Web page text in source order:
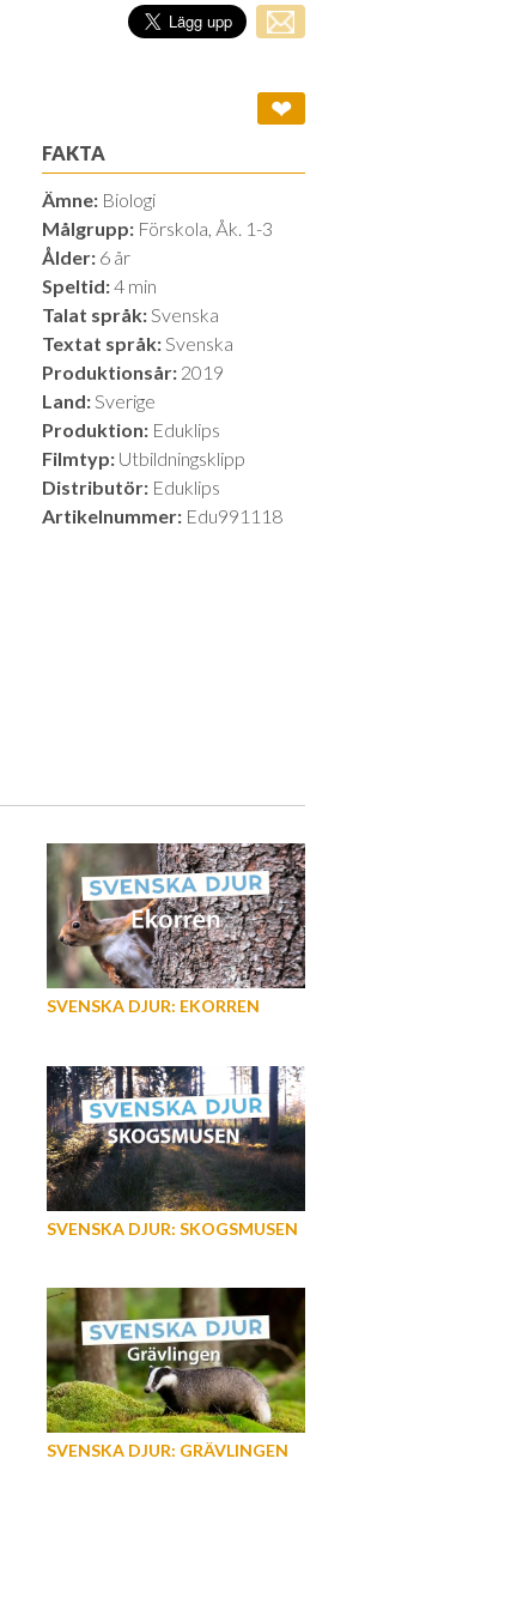
❤
FAKTA
Ämne: Biologi
Målgrupp: Förskola, Åk. 1-3
Ålder: 6 år
Speltid:4 min
Talat språk:Svenska
Textat språk:Svenska
Produktionsår: 2019
Land:Sverige
Produktion: Eduklips
Filmtyp: Utbildningsklipp
Distributör: Eduklips
Artikelnummer: Edu991118
SVENSKA DJUR: EKORREN
SVENSKA DJUR: SKOGSMUSEN
SVENSKA DJUR: GRÄVLINGEN